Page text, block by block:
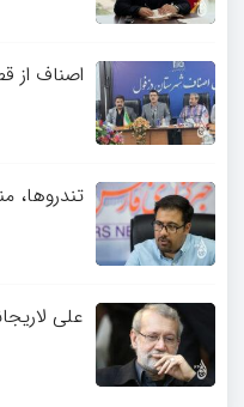
اصناف از
تندروها،
علی